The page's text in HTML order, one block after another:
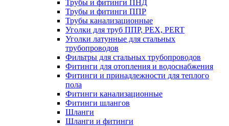
Трубы и фитинги ПНД
Трубы и фитинги ППР
Трубы канализационные
Уголки для труб ППР, PEX, PERT
Уголки латунные для стальных
трубопроводов
Фильтры для стальных трубопроводов
Фитинги для отопления и водоснабжения
Фитинги и принадлежности для теплого
пола
Фитинги канализационные
Фитинги шлангов
Шланги
Шланги и фитинги